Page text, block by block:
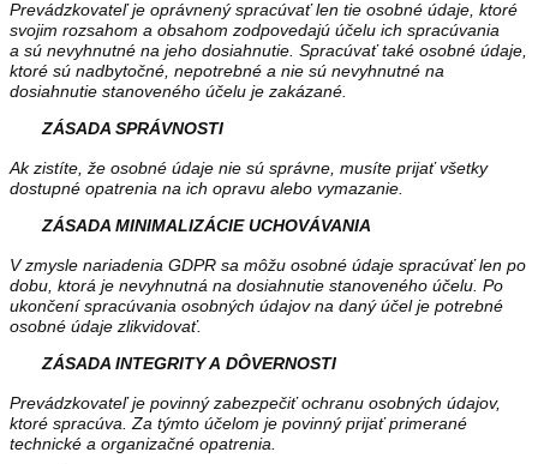
Prevádzkovateľ je oprávnený spracúvať len tie osobné údaje, ktoré
svojim rozsahom a obsahom zodpovedajú účelu ich spracúvania
a sú nevyhnutné na jeho dosiahnutie. Spracúvať také osobné údaje,
ktoré sú nadbytočné, nepotrebné a nie sú nevyhnutné na
dosiahnutie stanoveného účelu je zakázané.
ZÁSADA SPRÁVNOSTI
Ak zistíte, že osobné údaje nie sú správne, musíte prijať všetky
dostupné opatrenia na ich opravu alebo vymazanie.
ZÁSADA MINIMALIZÁCIE UCHOVÁVANIA
V zmysle nariadenia GDPR sa môžu osobné údaje spracúvať len po
dobu, ktorá je nevyhnutná na dosiahnutie stanoveného účelu. Po
ukončení spracúvania osobných údajov na daný účel je potrebné
osobné údaje zlikvidovať.
ZÁSADA INTEGRITY A DÔVERNOSTI
Prevádzkovateľ je povinný zabezpečiť ochranu osobných údajov,
ktoré spracúva. Za týmto účelom je povinný prijať primerané
technické a organizačné opatrenia.